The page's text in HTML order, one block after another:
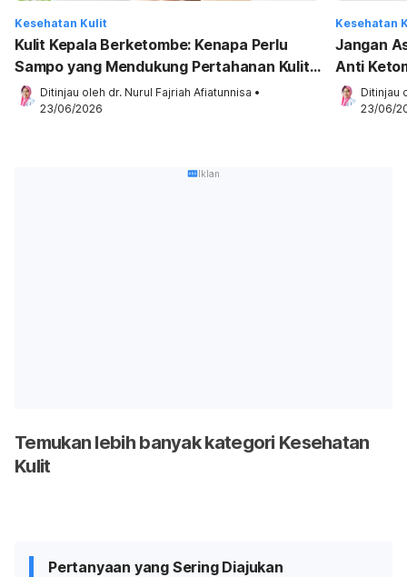
Kesehatan Kulit
Kulit Kepala Berketombe: Kenapa Perlu
Sampo yang Mendukung Pertahanan Kulit
Kepala?
Ditinjau oleh dr. Nurul Fajriah Afiatunnisa •
23/06/2026
Kesehatan
Jangan
Anti
Ditinjau
23/06/
Iklan
Temukan lebih banyak kategori Kesehatan
Kulit
Pertanyaan yang Sering Diajukan